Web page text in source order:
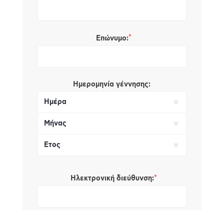
Επώνυμο:*
Ημερομηνία γέννησης:
Ηλεκτρονική διεύθυνση:*